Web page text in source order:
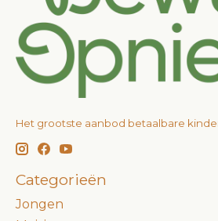
Het grootste aanbod betaalbare
Categorieën
Jongen